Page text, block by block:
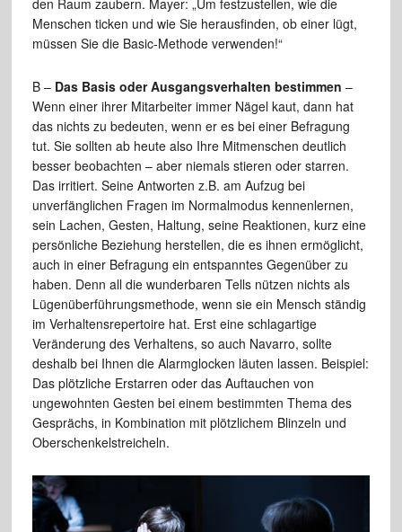
Menschen ticken und wie Sie herausfinden, ob einer lügt,
müssen Sie die Basic-Methode verwenden!“
B – Das Basis oder Ausgangsverhalten bestimmen –
Wenn einer ihrer Mitarbeiter immer Nägel kaut, dann hat
das nichts zu bedeuten, wenn er es bei einer Befragung
tut. Sie sollten ab heute also Ihre Mitmenschen deutlich
besser beobachten – aber niemals stieren oder starren.
Das irritiert. Seine Antworten z.B. am Aufzug bei
unverfänglichen Fragen im Normalmodus kennenlernen,
sein Lachen, Gesten, Haltung, seine Reaktionen, kurz eine
persönliche Beziehung herstellen, die es ihnen ermöglicht,
auch in einer Befragung ein entspanntes Gegenüber zu
haben. Denn all die wunderbaren Tells nützen nichts als
Lügenüberführungsmethode, wenn sie ein Mensch ständig
im Verhaltensrepertoire hat. Erst eine schlagartige
Veränderung des Verhaltens, so auch Navarro, sollte
deshalb bei Ihnen die Alarmglocken läuten lassen. Beispiel:
Das plötzliche Erstarren oder das Auftauchen von
ungewohnten Gesten bei einem bestimmten Thema des
Gesprächs, in Kombination mit plötzlichem Blinzeln und
Oberschenkelstreicheln.